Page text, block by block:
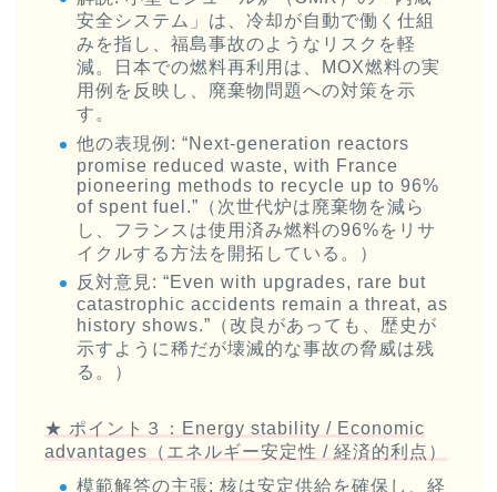
安全システム」は、冷却が自動で働く仕組
みを指し、福島事故のようなリスクを軽
減。日本での燃料再利用は、MOX燃料の実
用例を反映し、廃棄物問題への対策を示
す。
他の表現例 : “Next-generation reactors
promise reduced waste, with France
pioneering methods to recycle up to 96%
of spent fuel.”（次世代炉は廃棄物を減ら
し、フランスは使用済み燃料の96%をリサ
イクルする方法を開拓している。）
反対意見: “Even with upgrades, rare but
catastrophic accidents remain a threat, as
history shows.”（改良があっても、歴史が
示すように稀だが壊滅的な事故の脅威は残
る。）
★ ポイント３：Energy stability / Economic
advantages（エネルギー安定性 / 経済的利点）
模範解答の主張: 核は安定供給を確保し、経